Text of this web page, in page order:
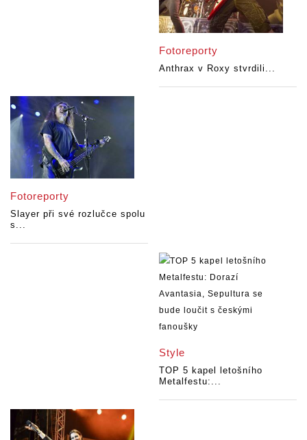
Fotoreporty
Anthrax v Roxy stvrdili...
Fotoreporty
Slayer při své rozlučce spolu
s...
Style
TOP 5 kapel letošního
Metalfestu:...